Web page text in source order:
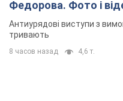
Федорова. Фото і
Антиурядові виступи з
тривають
8 часов назад 4,6 т.